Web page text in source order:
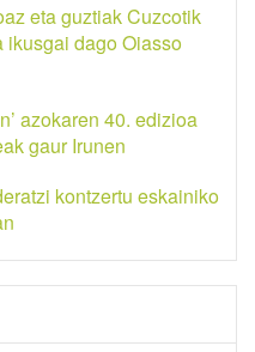
eta guztiak Cuzcotik
ikusgai dago Oiasso
azokaren 40. edizioa
gaur Irunen
kontzertu eskainiko